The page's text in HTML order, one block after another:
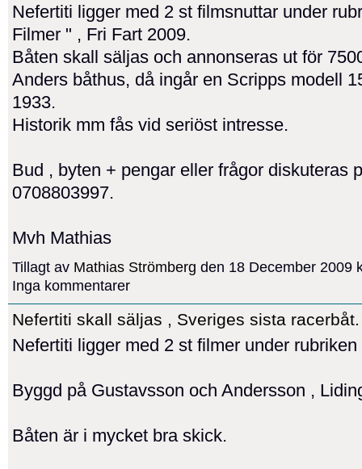
Nefertiti ligger med 2 st filmsnuttar under
Filmer " , Fri Fart 2009.
Båten skall säljas och annonseras ut för
Anders båthus, då ingår en Scripps modell
1933.
Historik mm fås vid seriöst intresse.
Bud , byten + pengar eller frågor diskuteras
0708803997.
Mvh Mathias
Tillagt av Mathias Strömberg den 18 December 2009
Inga kommentarer
Nefertiti skall säljas , Sveriges sista racerbåt.
Nefertiti ligger med 2 st filmer under rubriken
Byggd på Gustavsson och Andersson ,
Båten är i mycket bra skick.